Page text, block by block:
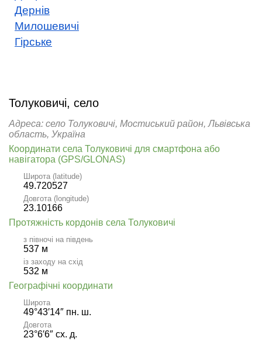
Дернів
Милошевичі
Гірське
Толуковичі, село
Адреса: село Толуковичі, Мостиський район, Львівська
область, Україна
Координати села Толуковичі для смартфона або
навігатора (GPS/GLONAS)
Широта (latitude)
49.720527
Довгота (longitude)
23.10166
Протяжність кордонів села Толуковичі
з півночі на південь
537 м
із заходу на схід
532 м
Географічні координати
Широта
49°43′14″ пн. ш.
Довгота
23°6′6″ сх. д.